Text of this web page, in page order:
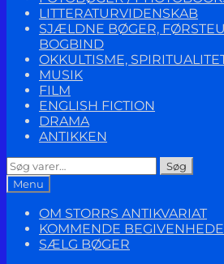
LITTERATURVIDENSKAB
SJÆLDNE BØGER,
BOGBIND
OKKULTISME,
MUSIK
FILM
ENGLISH FICTION
DRAMA
ANTIKKEN
Søg
efter:
Søg
Menu
OM STORRS ANTIKVARIAT
KOMMENDE
SÆLG BØGER